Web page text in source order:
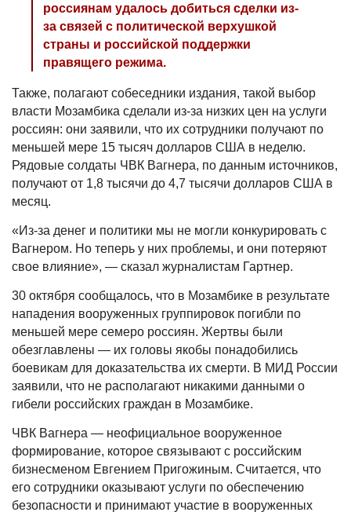
россиянам удалось добиться сделки из-
за связей с политической верхушкой
страны и российской поддержки
правящего режима.
Также, полагают собеседники издания, такой выбор
власти Мозамбика сделали из-за низких цен на услуги
россиян: они заявили, что их сотрудники получают по
меньшей мере 15 тысяч долларов США в неделю.
Рядовые солдаты ЧВК Вагнера, по данным источников,
получают от 1,8 тысячи до 4,7 тысячи долларов США в
месяц.
«Из-за денег и политики мы не могли конкурировать с
Вагнером. Но теперь у них проблемы, и они потеряют
свое влияние», — сказал журналистам Гартнер.
30 октября сообщалось, что в Мозамбике в результате
нападения вооруженных группировок погибли по
меньшей мере семеро россиян. Жертвы были
обезглавлены — их головы якобы понадобились
боевикам для доказательства их смерти. В МИД России
заявили, что не располагают никакими данными о
гибели российских граждан в Мозамбике.
ЧВК Вагнера — неофициальное вооруженное
формирование, которое связывают с российским
бизнесменом Евгением Пригожиным. Считается, что
его сотрудники оказывают услуги по обеспечению
безопасности и принимают участие в вооруженных